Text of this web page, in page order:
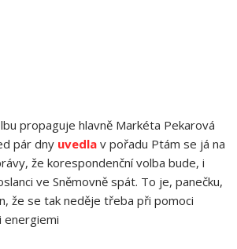
propaguje hlavně Markéta Pekarová
pár dny uvedla v pořadu Ptám se já na
že korespondenční volba bude, i
ve Sněmovně spát. To je, panečku,
že se tak neděje třeba při pomoci
energiemi